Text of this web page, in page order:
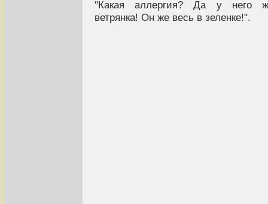
"Какая аллергия? Да у него
ветрянка! Он же весь в зеленке!".